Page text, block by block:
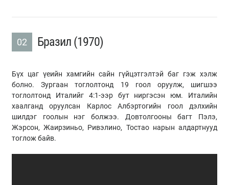
02 Бразил (1970)
Бүх цаг үеийн хамгийн сайн гүйцэтгэлтэй баг гэж хэлж
болно. Зургаан тоглолтонд 19 гоол оруулж, шигшээ
тоглолтонд Италийг 4:1-ээр бут ниргэсэн юм. Италийн
хаалганд оруулсан Карлос Албэртогийн гоол дэлхийн
шилдэг гоолын нэг болжээ. Довтолгооны багт Пэлэ,
Жэрсон, Жаирзиньо, Ривэлино, Тостао нарын алдартнууд
тоглож байв.